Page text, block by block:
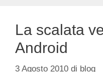
La scalata
Android
3 Agosto 2010 di blog